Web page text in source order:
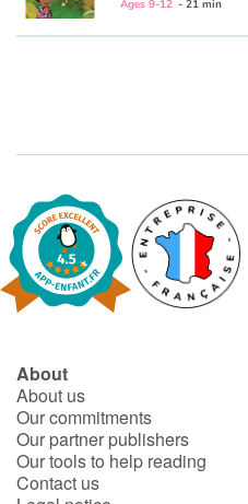
Learn french with Storyplay'r
Activities and workshops
Dyslexia and reading disorders
Ages 9-12 - 21 min
About
About us
Our commitments
Our partner publishers
Our tools to help reading
Contact us